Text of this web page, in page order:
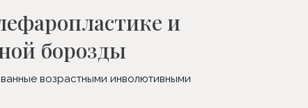
и
борозды
возрастными инволютивными